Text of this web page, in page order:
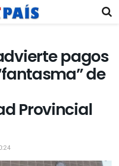
pagos
de
Provincial